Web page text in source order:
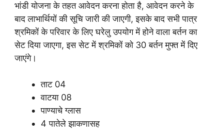
भांडी योजना के तहत आवेदन करना होता है, आवेदन करने के
बाद लाभार्थियों की सूचि जारी की जाएगी, इसके बाद सभी पात्र
श्रमिकों के परिवार के लिए घरेलु उपयोग में होने वाला बर्तन का
सेट दिया जाएगा, इस सेट में श्रमिकों को 30 बर्तन मुफ्त में दिए
जाएंगे।
ताट 04
वाटया 08
पाण्याचे ग्लास
4 पातेले झाकणासह